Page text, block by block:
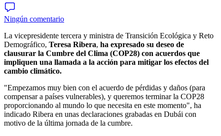
Ningún comentario
La vicepresidente tercera y ministra de Transición Ecológica y Reto
Demográfico, Teresa Ribera, ha expresado su deseo de
clausurar la Cumbre del Clima (COP28) con acuerdos que
impliquen una llamada a la acción para mitigar los efectos del
cambio climático.
"Empezamos muy bien con el acuerdo de pérdidas y daños (para
compensar a países vulnerables), y queremos terminar la COP28
proporcionando al mundo lo que necesita en este momento", ha
indicado Ribera en unas declaraciones grabadas en Dubái con
motivo de la última jornada de la cumbre.